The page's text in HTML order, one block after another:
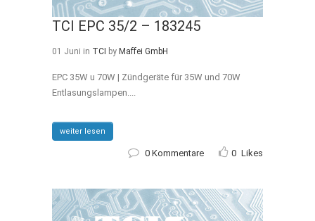
TCI EPC 35/2 – 183245
01 Juni in TCI by Maffei GmbH
EPC 35W u 70W | Zündgeräte für 35W und 70W
Entlasungslampen....
weiter lesen
0 Kommentare 0 Likes